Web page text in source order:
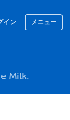
イン メニュー
Milk.